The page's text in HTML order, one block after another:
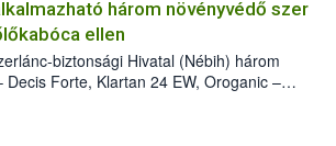
a terjedés megállítása érdekében.
három növényvédő szer
ellen
biztonsági Hivatal (Nébih) három
Decis Forte, Klartan 24 EW, Oroganic –
így azok a szüretet követően,
(BBCH 91) stádiumáig